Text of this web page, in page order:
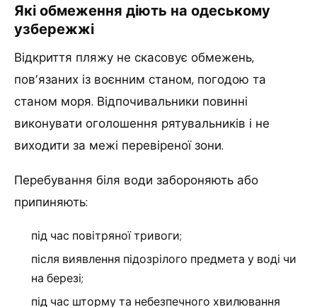
Які обмеження діють на одеському
узбережжі
Відкриття пляжу не скасовує обмежень,
пов’язаних із воєнним станом, погодою та
станом моря. Відпочивальники повинні
виконувати оголошення рятувальників і не
виходити за межі перевіреної зони.
Перебування біля води забороняють або
припиняють:
під час повітряної тривоги;
після виявлення підозрілого предмета у воді чи
на березі;
під час шторму та небезпечного хвилювання